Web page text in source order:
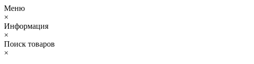
Меню
×
Информация
×
Поиск товаров
×